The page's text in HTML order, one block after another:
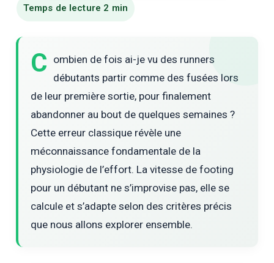
C ombien de fois ai-je vu des runners
débutants partir comme des fusées lors
de leur première sortie, pour finalement
abandonner au bout de quelques semaines ?
Cette erreur classique révèle une
méconnaissance fondamentale de la
physiologie de l’effort. La vitesse de footing
pour un débutant ne s’improvise pas, elle se
calcule et s’adapte selon des critères précis
que nous allons explorer ensemble.